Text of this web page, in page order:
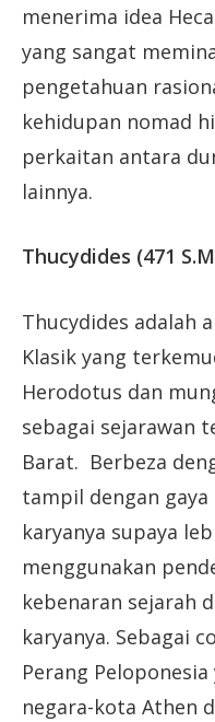
menerima idea
yang sangat
pengetahuan
kehidupan nomad
perkaitan antara
lainnya.
Thucydides (471
Thucydides adalah
Klasik yang
Herodotus dan
sebagai sejarawan
Barat. Berbeza
tampil dengan
karyanya supaya
menggunakan
kebenaran sejarah
karyanya. Sebagai
Perang
negara-kota Athen